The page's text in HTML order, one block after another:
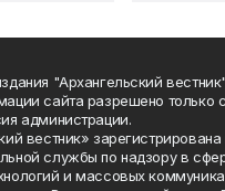
"Архангельский вестник"
сайта разрешено только с
администрации.
вестник» зарегистрирована
службы по надзору в
и массовых